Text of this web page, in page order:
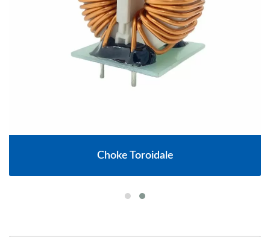
Choke Toroidale